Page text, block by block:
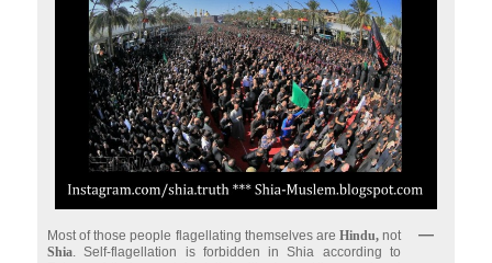
Most of those people flagellating themselves are Hindu,not
Shia . Self-flagellation is forbidden in Shia according to